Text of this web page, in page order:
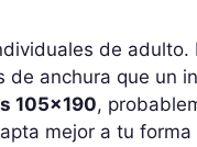
de
anchura que un
105×190,
mejor a tu forma